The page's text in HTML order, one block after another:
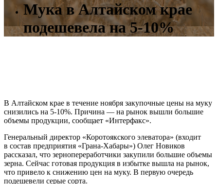
Мука в Алтайском крае
подешевела на 5-10%
В Алтайском крае в течение ноября закупочные цены на муку
снизились на 5-10%. Причина — на рынок вышли большие
объемы продукции, сообщает «Интерфакс».
Генеральный директор «Коротоякского элеватора» (входит
в состав предприятия «Грана-Хабары») Олег Новиков
рассказал, что зернопереработчики закупили большие объемы
зерна. Сейчас готовая продукция в избытке вышла на рынок,
что привело к снижению цен на муку. В первую очередь
подешевели серые сорта.